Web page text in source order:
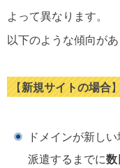
よって異なります。
以下のような傾向があ
【新規サイトの場合
ドメインが新し
派遣するまでに数